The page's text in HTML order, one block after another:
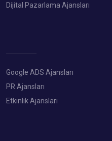
Dijital Pazarlama Ajansları
Google ADS Ajansları
PR Ajansları
Etkinlik Ajansları